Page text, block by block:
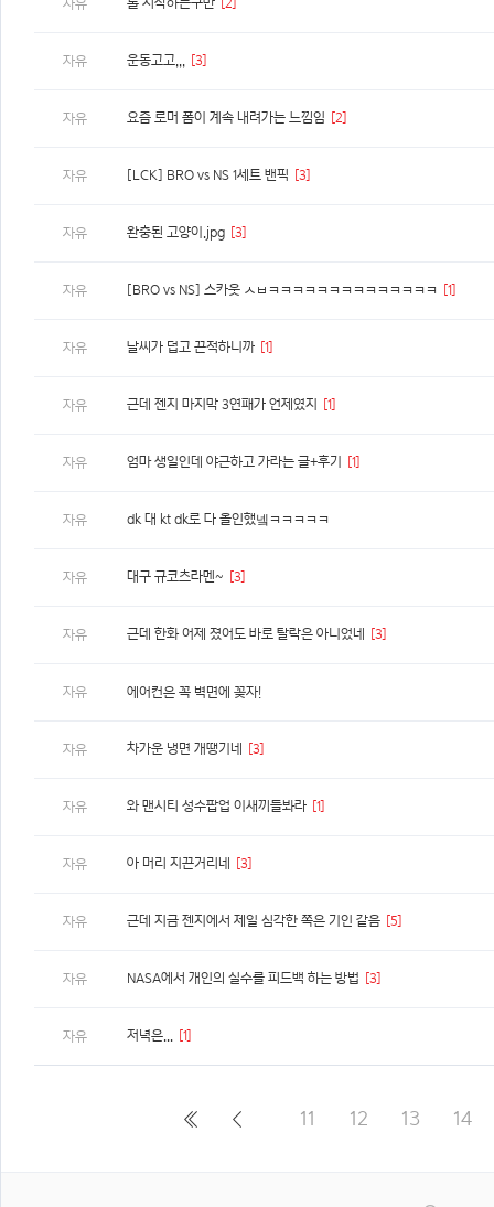
자유
자유 운동고고,,, [3]
자유 요즘 로머 폼이 계속 내려가는 느낌임 [2]
자유 [LCK] BRO vs NS 1세트 밴픽 [3]
자유 완충된 고양이.jpg [3]
자유 [BRO vs NS] 스카웃 ㅅㅂㅋㅋㅋㅋㅋㅋㅋㅋㅋㅋㅋㅋㅋㅋ [1]
자유 날씨가 덥고 끈적하니까 [1]
자유 근데 젠지 마지막 3연패가 언제였지 [1]
자유 엄마 생일인데 야근하고 가라는 글+후기 [1]
자유 dk 대 kt dk로 다 올인했넼ㅋㅋㅋㅋㅋ
자유 대구 규코츠라멘~ [3]
자유 근데 한화 어제 졌어도 바로 탈락은 아니었네 [3]
자유 에어컨은 꼭 벽면에 꽂자!
자유 차가운 냉면 개땡기네 [3]
자유 와 맨시티 성수팝업 이새끼들봐라 [1]
자유 아 머리 지끈거리네 [3]
자유 근데 지금 젠지에서 제일 심각한 쪽은 기인 같음 [5]
자유 NASA에서 개인의 실수를 피드백 하는 방법 [3]
자유 저녁은... [1]
11 12 13 14